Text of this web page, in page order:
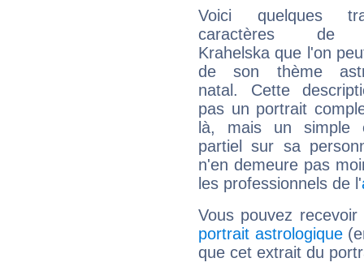
Voici quelques
caractères de
Krahelska que l'on
de son thème
natal. Cette
pas un portrait
là, mais un simple
partiel sur sa
n'en demeure pas
les professionnels de l'
Vous pouvez
portrait astrologique
que cet extrait du